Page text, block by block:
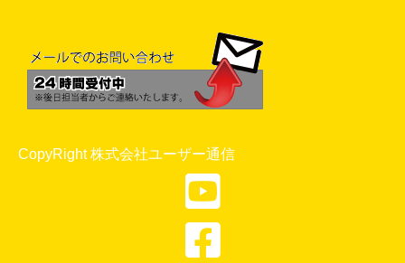
CopyRight 株式会社ユーザー通信